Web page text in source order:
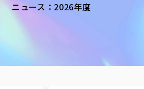
ニュース：2026年度